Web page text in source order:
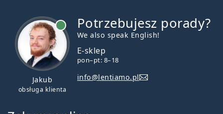
Jakub
obsługa klienta
Potrzebujesz porady?
We also speak English!
E-sklep
pon–pt: 8–18
info@lentiamo.pl